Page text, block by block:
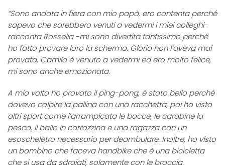
“Sono andata in fiera con mio papà, ero contenta perché
sapevo che sarebbero venuti a vedermi i miei colleghi-
racconta Rossella -mi sono divertita tantissimo perché
ho fatto provare loro la scherma. Gloria non l’aveva mai
provata, Camilo è venuto a vedermi ed ero molto felice,
mi sono anche emozionata.
A mia volta ho provato il ping-pong, è stato bello perché
dovevo colpire la pallina con una racchetta, poi ho visto
altri sport come l’arrampicata le bocce, le carabine la
pesca, il ballo in carrozzina e una ragazza con un
esoscheletro necessario per deambulare. Inoltre, ho visto
un bambino che faceva handbike che è una bicicletta
che si usa da sdraiati, solamente con le braccia.